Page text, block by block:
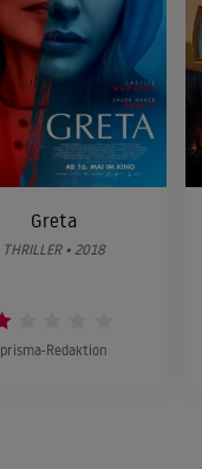
Greta
THRILLER • 2018
prisma-Redaktion